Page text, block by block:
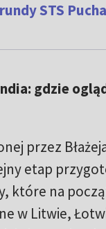
STS
gdzie
przez
etap
które na
w Litwie,